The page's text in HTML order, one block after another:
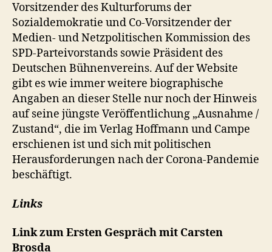
Vorsitzender des Kulturforums der
Sozialdemokratie und Co-Vorsitzender der
Medien- und Netzpolitischen Kommission des
SPD-Parteivorstands sowie Präsident des
Deutschen Bühnenvereins. Auf der Website
gibt es wie immer weitere biographische
Angaben an dieser Stelle nur noch der Hinweis
auf seine jüngste Veröffentlichung „Ausnahme /
Zustand“, die im Verlag Hoffmann und Campe
erschienen ist und sich mit politischen
Herausforderungen nach der Corona-Pandemie
beschäftigt.
Links
Link zum Ersten Gespräch mit Carsten
Brosda